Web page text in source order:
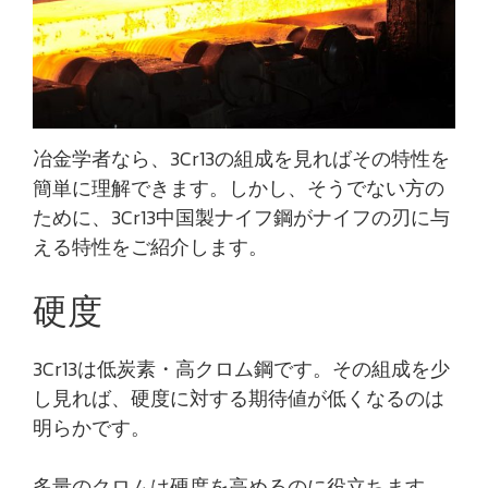
冶金学者なら、3Cr13の組成を見ればその特性を
簡単に理解できます。しかし、そうでない方の
ために、3Cr13中国製ナイフ鋼がナイフの刃に与
える特性をご紹介します。
硬度
3Cr13は低炭素・高クロム鋼です。その組成を少
し見れば、硬度に対する期待値が低くなるのは
明らかです。